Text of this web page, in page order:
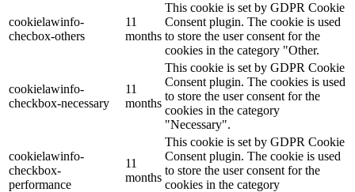
cookielawinfo-
checbox-others
11
months
This cookie is set by GDPR Cookie
Consent plugin. The cookie is used
to store the user consent for the
cookies in the category "Other.
cookielawinfo-
checkbox-necessary
11
months
This cookie is set by GDPR Cookie
Consent plugin. The cookies is used
to store the user consent for the
cookies in the category
"Necessary".
cookielawinfo-
checkbox-
performance
11
months
This cookie is set by GDPR Cookie
Consent plugin. The cookie is used
to store the user consent for the
cookies in the category